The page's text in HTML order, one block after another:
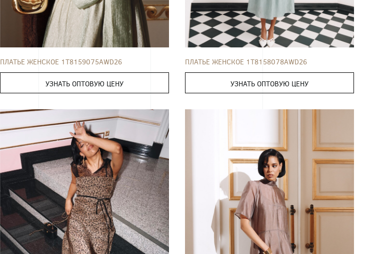
ПЛАТЬЕ 42 44 46 48 50 52
ПЛАТЬЕ ЖЕНСКОЕ 1T8159075AWD26
УЗНАТЬ ОПТОВУЮ ЦЕНУ
ПЛАТЬЕ 42 44 46 48 50 52
ПЛАТЬЕ ЖЕНСКОЕ 1T8158078AWD26
УЗНАТЬ ОПТОВУЮ ЦЕНУ